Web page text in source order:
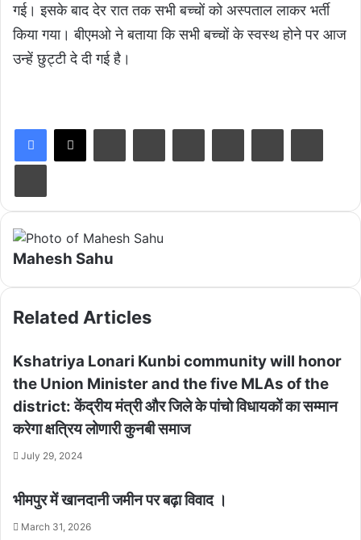
गई। इसके बाद देर रात तक सभी बच्चों को अस्पताल लाकर भर्ती
किया गया। बीएमओ ने बताया कि सभी बच्चों के स्वस्थ होने पर आज
उन्हें छुट्टी दे दी गई है।
Mahesh Sahu
Related Articles
Kshatriya Lonari Kunbi community will honor
the Union Minister and the five MLAs of the
district: केंद्रीय मंत्री और जिले के पांचो विधायकों का सम्मान
करेगा क्षत्रिय लोणारी कुनबी समाज
July 29, 2024
भीमपुर में खानदानी जमीन पर बढ़ा विवाद ।
March 31, 2026